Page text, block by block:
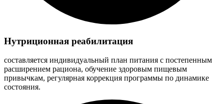
Нутриционная реабилитация
составляется индивидуальный план питания с постепенным
расширением рациона, обучение здоровым пищевым
привычкам, регулярная коррекция программы по динамике
состояния.